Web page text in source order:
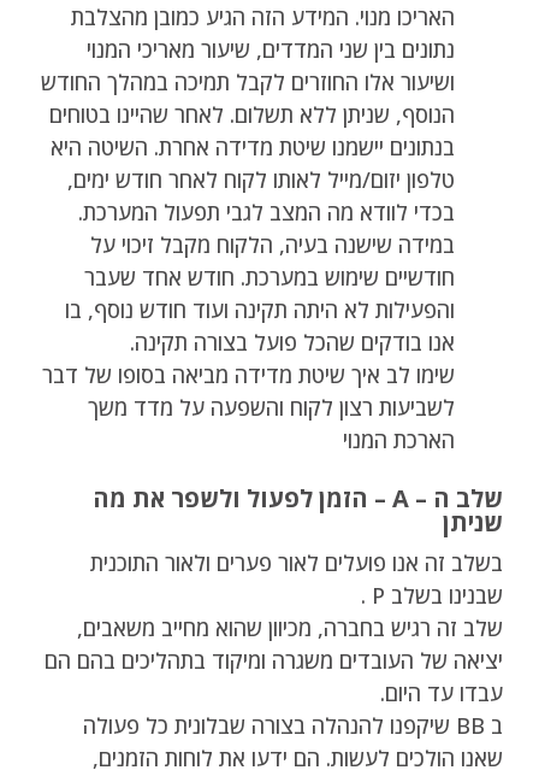
האריכו מנוי. המידע הזה הגיע כמובן מהצלבת
נתונים בין שני המדדים, שיעור מאריכי המנוי
ושיעור אלו החוזרים לקבל תמיכה במהלך החודש
הנוסף, שניתן ללא תשלום. לאחר שהיינו בטוחים
בנתונים יישמנו שיטת מדידה אחרת. השיטה היא
טלפון יזום/מייל לאותו לקוח לאחר חודש ימים,
בכדי לוודא מה המצב לגבי תפעול המערכת.
במידה שישנה בעיה, הלקוח מקבל זיכוי על
חודשיים שימוש במערכת. חודש אחד שעבר
והפעילות לא היתה תקינה ועוד חודש נוסף, בו
אנו בודקים שהכל פועל בצורה תקינה.
שימו לב איך שיטת מדידה מביאה בסופו של דבר
לשביעות רצון לקוח והשפעה על מדד משך
הארכת המנוי
שלב ה – A – הזמן לפעול ולשפר את מה
שניתן
בשלב זה אנו פועלים לאור פערים ולאור התוכנית
שבנינו בשלב P .
שלב זה רגיש בחברה, מכיוון שהוא מחייב משאבים,
יציאה של העובדים משגרה ומיקוד בתהליכים בהם הם
עבדו עד היום.
ב BB שיקפנו להנהלה בצורה שבלונית כל פעולה
שאנו הולכים לעשות. הם ידעו את לוחות הזמנים,